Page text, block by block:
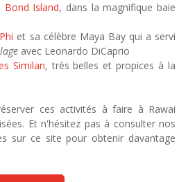
Bond Island, dans la magnifique baie
et sa célèbre Maya Bay qui a servi
avec Leonardo DiCaprio
Similan, très belles et propices à la
ces activités à faire à Rawai
Et n'hésitez pas à consulter nos
sur ce site pour obtenir davantage